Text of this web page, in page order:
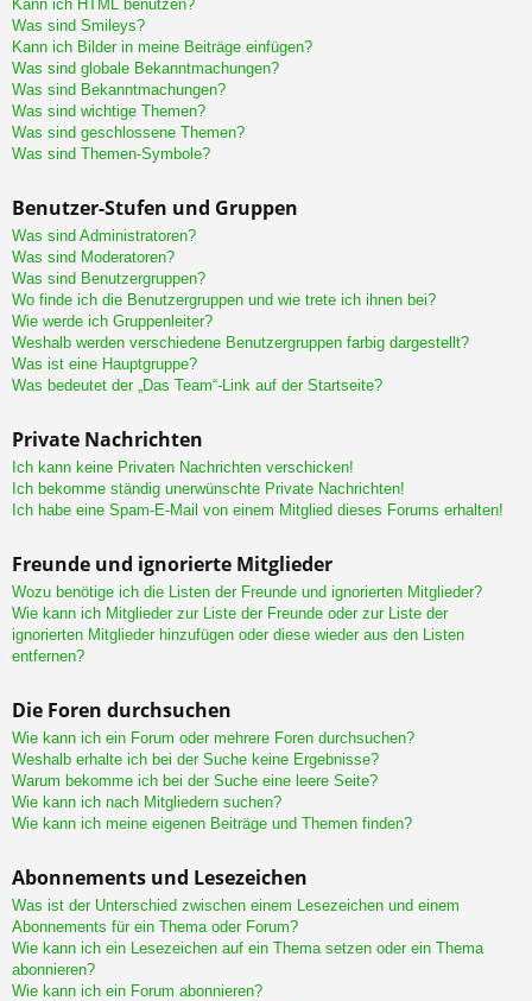
Kann ich HTML benutzen?
Was sind Smileys?
Kann ich Bilder in meine Beiträge einfügen?
Was sind globale Bekanntmachungen?
Was sind Bekanntmachungen?
Was sind wichtige Themen?
Was sind geschlossene Themen?
Was sind Themen-Symbole?
Benutzer-Stufen und Gruppen
Was sind Administratoren?
Was sind Moderatoren?
Was sind Benutzergruppen?
Wo finde ich die Benutzergruppen und wie trete ich ihnen bei?
Wie werde ich Gruppenleiter?
Weshalb werden verschiedene Benutzergruppen farbig dargestellt?
Was ist eine Hauptgruppe?
Was bedeutet der „Das Team“-Link auf der Startseite?
Private Nachrichten
Ich kann keine Privaten Nachrichten verschicken!
Ich bekomme ständig unerwünschte Private Nachrichten!
Ich habe eine Spam-E-Mail von einem Mitglied dieses Forums erhalten!
Freunde und ignorierte Mitglieder
Wozu benötige ich die Listen der Freunde und ignorierten Mitglieder?
Wie kann ich Mitglieder zur Liste der Freunde oder zur Liste der
ignorierten Mitglieder hinzufügen oder diese wieder aus den Listen
entfernen?
Die Foren durchsuchen
Wie kann ich ein Forum oder mehrere Foren durchsuchen?
Weshalb erhalte ich bei der Suche keine Ergebnisse?
Warum bekomme ich bei der Suche eine leere Seite?
Wie kann ich nach Mitgliedern suchen?
Wie kann ich meine eigenen Beiträge und Themen finden?
Abonnements und Lesezeichen
Was ist der Unterschied zwischen einem Lesezeichen und einem
Abonnements für ein Thema oder Forum?
Wie kann ich ein Lesezeichen auf ein Thema setzen oder ein Thema
abonnieren?
Wie kann ich ein Forum abonnieren?